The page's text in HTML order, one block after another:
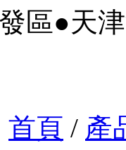
津濱
首頁 / 產